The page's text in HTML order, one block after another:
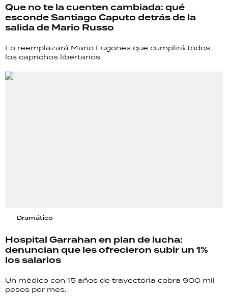
Que no te la cuenten cambiada: qué
esconde Santiago Caputo detrás de la
salida de Mario Russo
Lo reemplazará Mario Lugones que cumplirá todos
los caprichos libertarios.
Dramático
Hospital Garrahan en plan de lucha:
denuncian que les ofrecieron subir un 1%
los salarios
Un médico con 15 años de trayectoria cobra 900 mil
pesos por mes.